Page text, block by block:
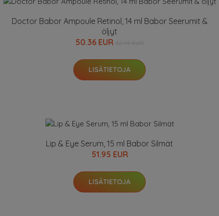
Doctor Babor Ampoule Retinol, 14 ml Babor Seerumit &
öljyt
50.36 EUR
LISÄTIETOJA
Lip & Eye Serum, 15 ml Babor Silmät
51.95 EUR
LISÄTIETOJA